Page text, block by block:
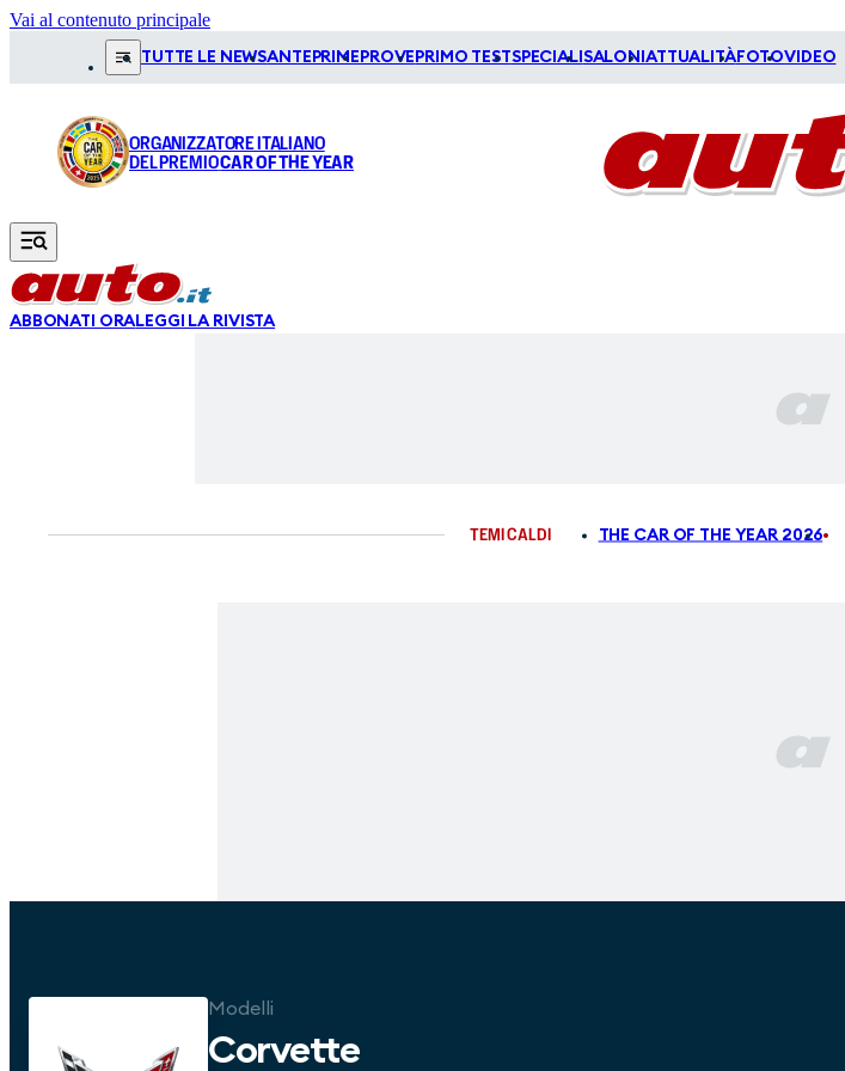
Vai al contenuto principale
TUTTE LE NEWSANTEPRIME PROVE PRIMO TESTSPECIALI SALONI ATTUALITÀFOTOVIDEO
ORGANIZZATORE ITALIANO
DEL PREMIOCAR OF THE YEAR
ABBONATI ORALEGGI LA RIVISTA
TEMI CALDI THE CAR OF THE YEAR 2026
Modelli
Corvette